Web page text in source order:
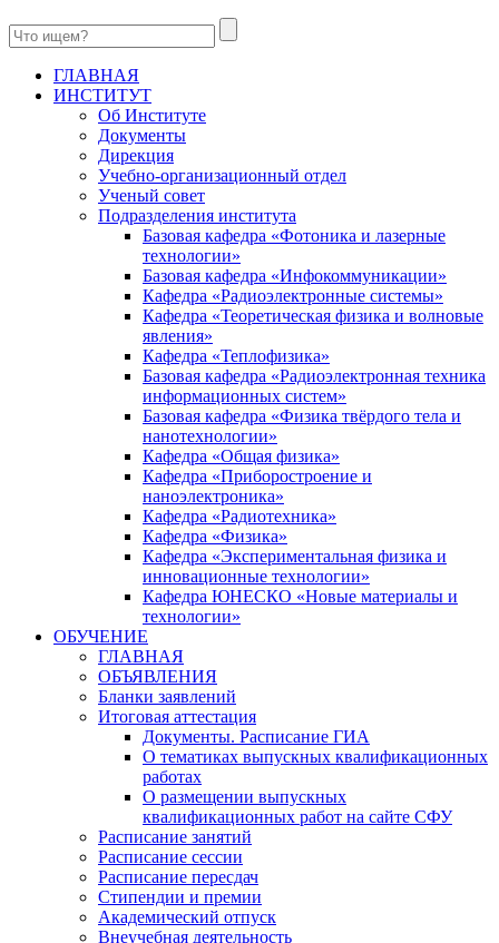
ГЛАВНАЯ
ИНСТИТУТ
Об Институте
Документы
Дирекция
Учебно-организационный отдел
Ученый совет
Подразделения института
Базовая кафедра «Фотоника и лазерные
технологии»
Базовая кафедра «Инфокоммуникации»
Кафедра «Радиоэлектронные системы»
Кафедра «Теоретическая физика и волновые
явления»
Кафедра «Теплофизика»
Базовая кафедра «Радиоэлектронная техника
информационных систем»
Базовая кафедра «Физика твёрдого тела и
нанотехнологии»
Кафедра «Общая физика»
Кафедра «Приборостроение и
наноэлектроника»
Кафедра «Радиотехника»
Кафедра «Физика»
Кафедра «Экспериментальная физика и
инновационные технологии»
Кафедра ЮНЕСКО «Новые материалы и
технологии»
ОБУЧЕНИЕ
ГЛАВНАЯ
ОБЪЯВЛЕНИЯ
Бланки заявлений
Итоговая аттестация
Документы. Расписание ГИА
О тематиках выпускных квалификационных
работах
О размещении выпускных
квалификационных работ на сайте СФУ
Расписание занятий
Расписание сессии
Расписание пересдач
Стипендии и премии
Академический отпуск
Внеучебная деятельность